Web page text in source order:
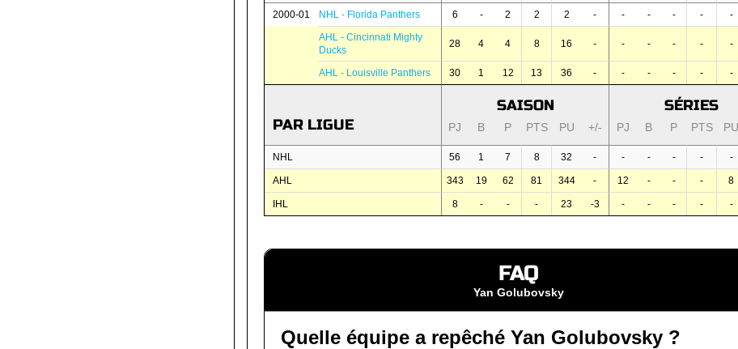
2000-01 NHL - Florida Panthers 6 - 2 2 2 - - - - - -
AHL - Cincinnati Mighty
Ducks
28 4 4 8 16 - - - - - -
AHL - Louisville Panthers 30 1 12 13 36 - - - - - -
PAR LIGUE
SAISON SÉRIES
PJ B P PTS PU +/- PJ B P PTS PU
NHL 56 1 7 8 32 - - - - - -
AHL 343 19 62 81 344 - 12 - - - 8
IHL 8 - - - 23 -3 - - - - -
FAQ
Yan Golubovsky
Quelle équipe a repêché Yan Golubovsky ?